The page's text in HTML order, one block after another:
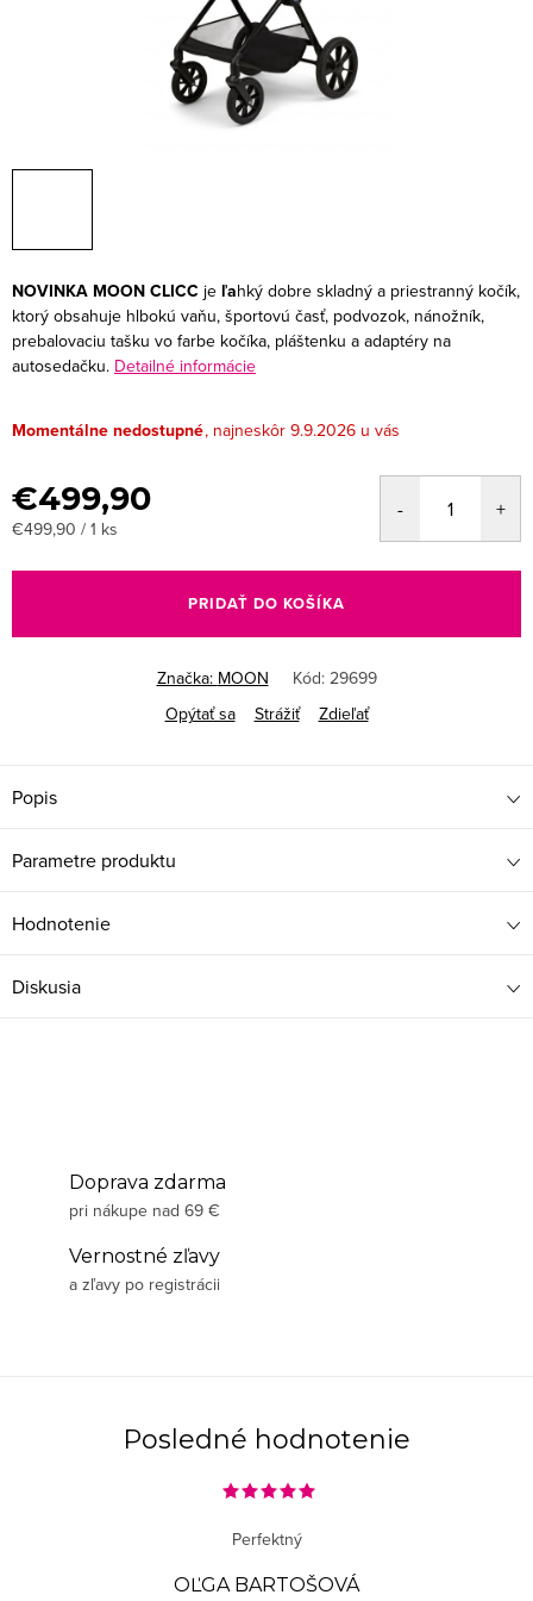
NOVINKA MOON CLICC je ľahký dobre skladný a priestranný kočík,
ktorý obsahuje hlbokú vaňu, športovú časť, podvozok, nánožník,
prebalovaciu tašku vo farbe kočíka, pláštenku a adaptéry na
autosedačku. Detailné informácie
Momentálne nedostupné 9.9.2026
€499,90
Jednotková
€499,90 / 1 ks
PRIDAŤ DO KOŠÍKA
Značka: MOON Kód: 29699
Opýtať sa
Strážiť Zdieľať
Popis
Parametre produktu
Hodnotenie
Diskusia
Doprava zdarma
pri nákupe nad 69 €
Vernostné zľavy
a zľavy po registrácii
Posledné hodnotenie
Perfektný
OĽGA BARTOŠOVÁ